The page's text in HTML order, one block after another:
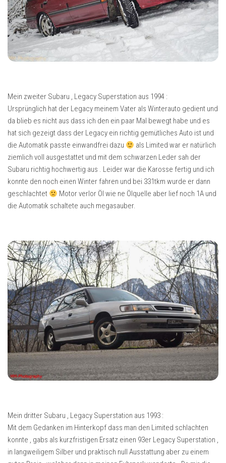
Mein zweiter Subaru , Legacy Superstation aus 1994 :
Ursprünglich hat der Legacy meinem Vater als Winterauto gedient und
da blieb es nicht aus dass ich den ein paar Mal bewegt habe und es
hat sich gezeigt dass der Legacy ein richtig gemütliches Auto ist und
die Automatik passte einwandfrei dazu
als Limited war er natürlich
ziemlich voll ausgestattet und mit dem schwarzen Leder sah der
Subaru richtig hochwertig aus . Leider war die Karosse fertig und ich
konnte den noch einen Winter fahren und bei 331tkm wurde er dann
geschlachtet
Motor verlor Öl wie ne Ölquelle aber lief noch 1A und
die Automatik schaltete auch megasauber.
Mein dritter Subaru , Legacy Superstation aus 1993 :
Mit dem Gedanken im Hinterkopf dass man den Limited schlachten
konnte , gabs als kurzfristigen Ersatz einen 93er Legacy Superstation ,
in langweiligem Silber und praktisch null Ausstattung aber zu einem